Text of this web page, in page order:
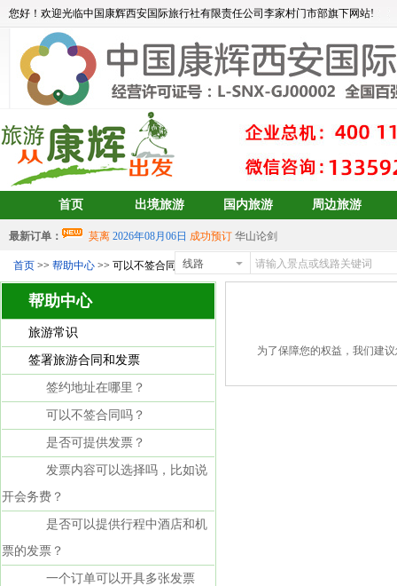
您好！欢迎光临中国康辉西安国际旅行社有限责任公司李家村门市部旗下网站!
首页 出境旅游 国内旅游 周边旅游
最新订单： 莫离 2026年08月06日 成功预订 华山论剑
成功预订
宝藏大东北6日游
2026年08月04日成功预订青岛、日照、乳山、威海、
2026年07月30日 成功预订
2026年07月30日 成功预订
线路
首页 >> 帮助中心 >> 可以不签合同吗？
帮助中心
旅游常识
签署旅游合同和发票
签约地址在哪里？
可以不签合同吗？
是否可提供发票？
发票内容可以选择吗，比如说
开会务费？
是否可以提供行程中酒店和机
票的发票？
一个订单可以开具多张发票
为了保障您的权益，我们建